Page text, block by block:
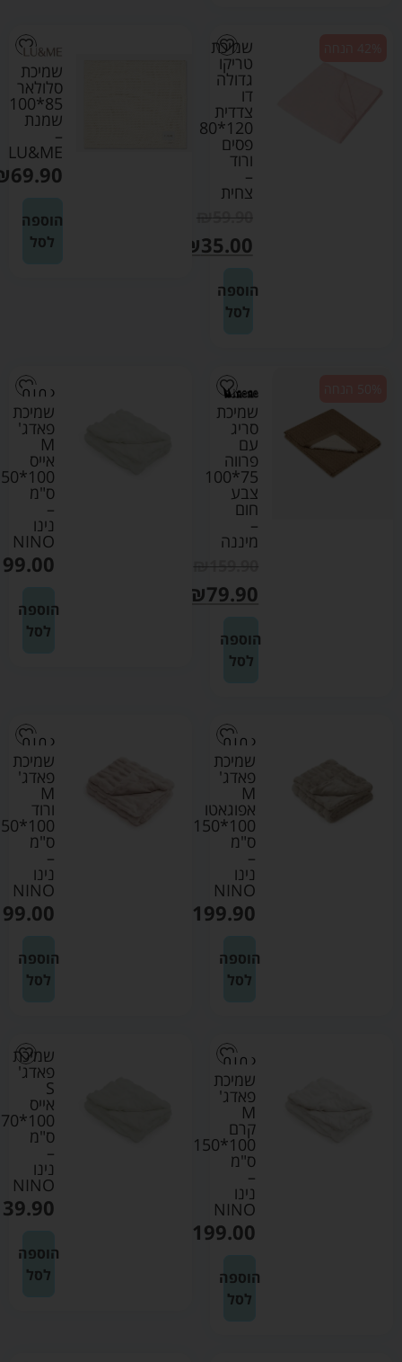
שמיכת
טריקו
גדולה
דו
צדדית
120*80
פסים
ורוד
–
צחית
₪59.90
₪35.00
הוספה
לסל
שמיכת
סלולאר
85*100
שמנת
–
LU&ME
69.90
הוספה
לסל
שמיכת
סריג
עם
פרווה
75*100
צבע
חום
–
מיננה
₪159.90
₪79.90
הוספה
לסל
שמיכת
פאדג'
M
אייס
ס"מ
–
נינו
NINO
הוספה
לסל
שמיכת
פאדג'
M
אפוגאטו
100*150
ס"מ
–
נינו
NINO
199.90
הוספה
לסל
שמיכת
פאדג'
M
ורוד
ס"מ
–
נינו
NINO
הוספה
לסל
שמיכת
פאדג'
M
קרם
100*150
ס"מ
–
נינו
NINO
199.00
הוספה
לסל
שמיכת
פאדג'
S
אייס
100*70
ס"מ
–
נינו
NINO
הוספה
לסל